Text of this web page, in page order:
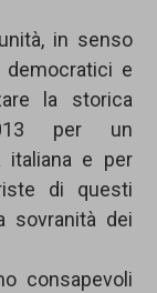
in senso
e
la storica
per un
italiana e per
di questi
sovranità dei
consapevoli